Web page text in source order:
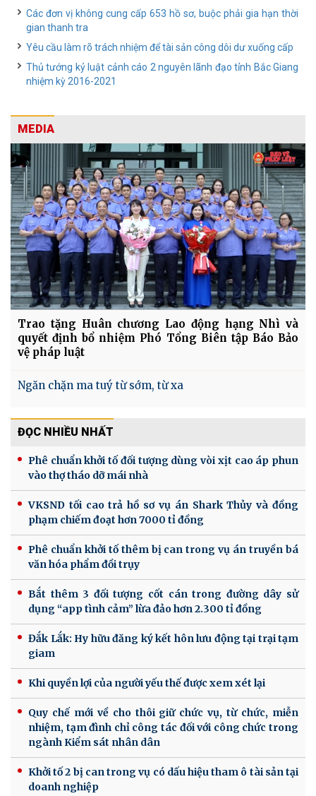
Các đơn vị không cung cấp 653 hồ sơ, buộc phải gia hạn thời
gian thanh tra
Yêu cầu làm rõ trách nhiệm để tài sản công dôi dư xuống cấp
Thủ tướng kỷ luật cảnh cáo 2 nguyên lãnh đạo tỉnh Bắc Giang
nhiệm kỳ 2016-2021
MEDIA
Trao tặng Huân chương Lao động hạng Nhì và
quyết định bổ nhiệm Phó Tổng Biên tập Báo Bảo
vệ pháp luật
Ngăn chặn ma tuý từ sớm, từ xa
ĐỌC NHIỀU NHẤT
Phê chuẩn khởi tố đối tượng dùng vòi xịt cao áp phun
vào thợ tháo dỡ mái nhà
VKSND tối cao trả hồ sơ vụ án Shark Thủy và đồng
phạm chiếm đoạt hơn 7000 tỉ đồng
Phê chuẩn khởi tố thêm bị can trong vụ án truyền bá
văn hóa phẩm đồi trụy
Bắt thêm 3 đối tượng cốt cán trong đường dây sử
dụng “app tình cảm” lừa đảo hơn 2.300 tỉ đồng
Đắk Lắk: Hy hữu đăng ký kết hôn lưu động tại trại tạm
giam
Khi quyền lợi của người yếu thế được xem xét lại
Quy chế mới về cho thôi giữ chức vụ, từ chức, miễn
nhiệm, tạm đình chỉ công tác đối với công chức trong
ngành Kiểm sát nhân dân
Khởi tố 2 bị can trong vụ có dấu hiệu tham ô tài sản tại
doanh nghiệp